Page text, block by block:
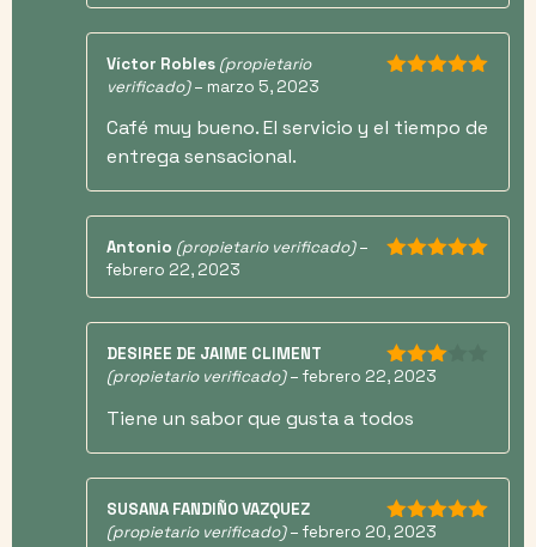
Víctor Robles (propietario
verificado) – marzo 5, 2023
Café muy bueno. El servicio y el tiempo de
entrega sensacional.
Antonio (propietario verificado) –
febrero 22, 2023
3de 5
DESIREE DE JAIME CLIMENT
(propietario verificado) – febrero 22, 2023
Tiene un sabor que gusta a todos
5de 5
SUSANA FANDIÑO VAZQUEZ
(propietario verificado) – febrero 20, 2023